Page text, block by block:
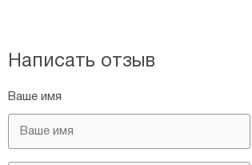
Написать отзыв
Ваше имя